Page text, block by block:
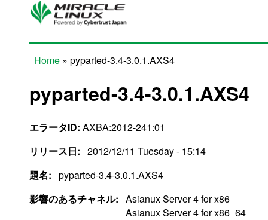
Skip to main content
Home » pyparted-3.4-3.0.1.AXS4
pyparted-3.4-3.0.1.AXS4
エラータID: AXBA:2012-241:01
リリース日: 2012/12/11 Tuesday - 15:14
題名: pyparted-3.4-3.0.1.AXS4
影響のあるチャネル: Asianux Server 4 for x86
Asianux Server 4 for x86_64